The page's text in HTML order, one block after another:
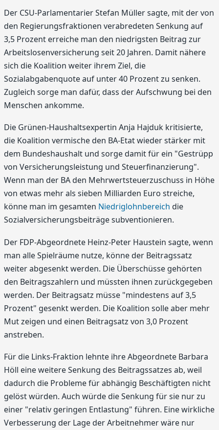
Der CSU-Parlamentarier Stefan Müller sagte, mit der von
den Regierungsfraktionen verabredeten Senkung auf
3,5 Prozent erreiche man den niedrigsten Beitrag zur
Arbeitslosenversicherung seit 20 Jahren. Damit nähere
sich die Koalition weiter ihrem Ziel, die
Sozialabgabenquote auf unter 40 Prozent zu senken.
Zugleich sorge man dafür, dass der Aufschwung bei den
Menschen ankomme.
Die Grünen-Haushaltsexpertin Anja Hajduk kritisierte,
die Koalition vermische den BA-Etat wieder stärker mit
dem Bundeshaushalt und sorge damit für ein "Gestrüpp
von Versicherungsleistung und Steuerfinanzierung".
Wenn man der BA den Mehrwertsteuerzuschuss in Höhe
von etwas mehr als sieben Milliarden Euro streiche,
könne man im gesamten Niedriglohnbereich die
Sozialversicherungsbeiträge subventionieren.
Der FDP-Abgeordnete Heinz-Peter Haustein sagte, wenn
man alle Spielräume nutze, könne der Beitragssatz
weiter abgesenkt werden. Die Überschüsse gehörten
den Beitragszahlern und müssten ihnen zurückgegeben
werden. Der Beitragsatz müsse "mindestens auf 3,5
Prozent" gesenkt werden. Die Koalition solle aber mehr
Mut zeigen und einen Beitragsatz von 3,0 Prozent
anstreben.
Für die Links-Fraktion lehnte ihre Abgeordnete Barbara
Höll eine weitere Senkung des Beitragssatzes ab, weil
dadurch die Probleme für abhängig Beschäftigten nicht
gelöst würden. Auch würde die Senkung für sie nur zu
einer "relativ geringen Entlastung" führen. Eine wirkliche
Verbesserung der Lage der Arbeitnehmer wäre nur